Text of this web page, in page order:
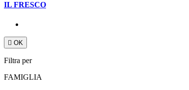
IL FRESCO
 OK
Filtra per
FAMIGLIA